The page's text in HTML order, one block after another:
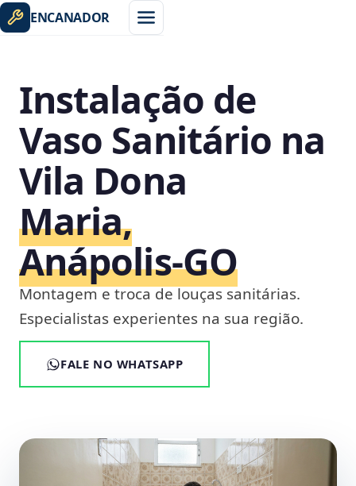
ENCANADOR
Instalação de
Vaso Sanitário na
Vila Dona
Maria,
Anápolis‑GO
Montagem e troca de louças sanitárias.
Especialistas experientes na sua região.
FALE NO WHATSAPP